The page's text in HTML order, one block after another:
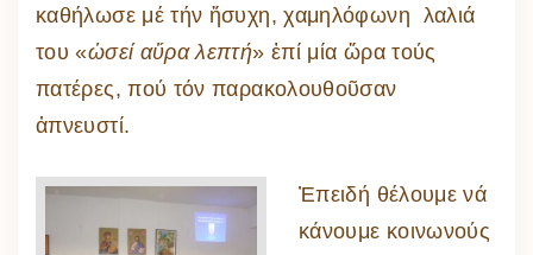
καθήλωσε μέ τήν ἥσυχη, χαμηλόφωνη λαλιά
του «ὡσεί αὔρα λεπτή» ἐπί μία ὥρα τούς
πατέρες, πού τόν παρακολουθοῦσαν
ἀπνευστί.
Ἐπειδή θέλουμε νά
κάνουμε κοινωνούς